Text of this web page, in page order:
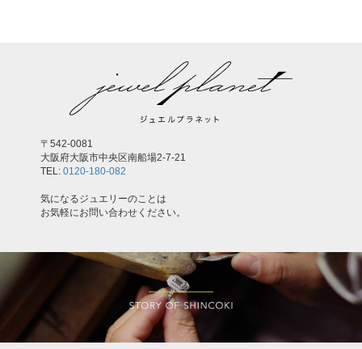
〒542-0081
大阪府大阪市中央区南船場2-7-21
TEL: 0120-180-082
気になるジュエリーのことは
お気軽にお問い合わせください。